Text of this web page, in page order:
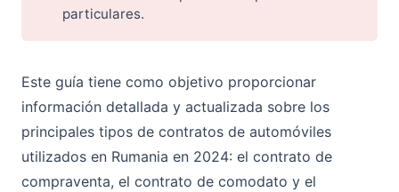
particulares.
Este guía tiene como objetivo proporcionar
información detallada y actualizada sobre los
principales tipos de contratos de automóviles
utilizados en Rumania en 2024: el contrato de
compraventa, el contrato de comodato y el